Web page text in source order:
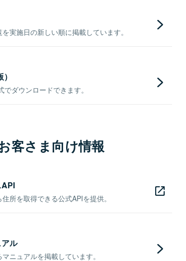
実施日の新しい順に掲載しています。
ダウンロードできます。
客さま向け情報
所を取得できる公式APIを提供。
ル
ニュアルを掲載しています。